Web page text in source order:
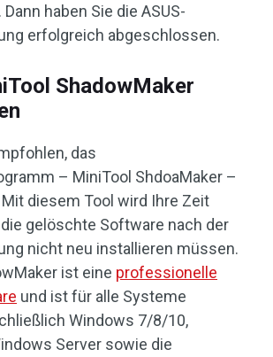
haben Sie die ASUS-
erfolgreich abgeschlossen.
ShadowMaker
das
– MiniTool ShdoaMaker –
diesem Tool wird Ihre Zeit
gelöschte Software nach der
nicht neu installieren müssen.
ist eine professionelle
und ist für alle Systeme
Windows 7/8/10,
Server sowie die